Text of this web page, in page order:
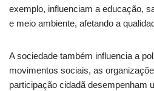
exemplo, influenciam a educação,
e meio ambiente, afetando a
A sociedade também influencia a
movimentos sociais, as
participação cidadã desempenham